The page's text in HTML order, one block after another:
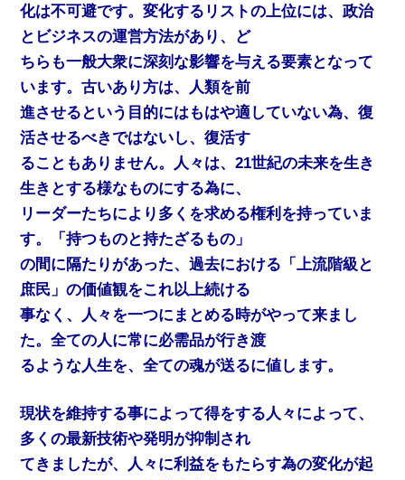
化は不可避です。変化するリストの上位には、政治
とビジネスの運営方法があり、ど
ちらも一般大衆に深刻な影響を与える要素となって
います。古いあり方は、人類を前
進させるという目的にはもはや適していない為、復
活させるべきではないし、復活す
ることもありません。人々は、21世紀の未来を生き
生きとする様なものにする為に、
リーダーたちにより多くを求める権利を持っていま
す。「持つものと持たざるもの」
の間に隔たりがあった、過去における「上流階級と
庶民」の価値観をこれ以上続ける
事なく、人々を一つにまとめる時がやって来まし
た。全ての人に常に必需品が行き渡
るような人生を、全ての魂が送るに値します。
現状を維持する事によって得をする人々によって、
多くの最新技術や発明が抑制され
てきましたが、人々に利益をもたらす為の変化が起